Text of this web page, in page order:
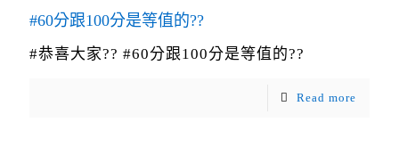
#60分跟100分是等值的??
#恭喜大家?? #60分跟100分是等值的??
Read more